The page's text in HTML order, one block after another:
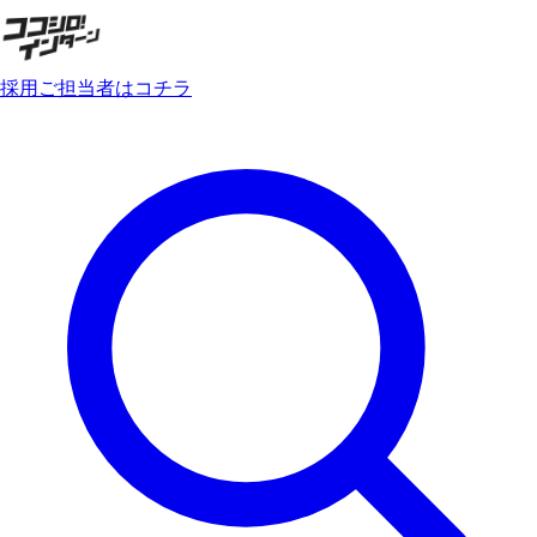
採用ご担当者はコチラ